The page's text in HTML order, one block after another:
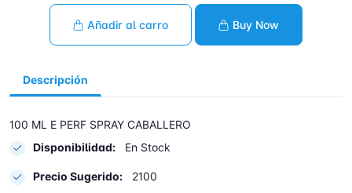
Añadir al carro Buy Now
Descripción
100 ML E PERF SPRAY CABALLERO
Disponibilidad:
En Stock
Precio Sugerido: 2100